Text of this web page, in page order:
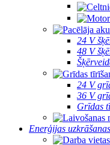
24 V
48 V
24 V
36 V
Grīdas
Enerģijas